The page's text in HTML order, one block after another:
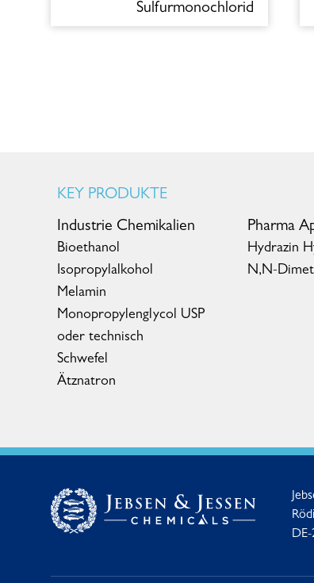
Sulfurmonochlorid
KEY PRODUKTE
Industrie Chemikalien
Bioethanol
Isopropylalkohol
Melamin
Monopropylenglycol USP
oder technisch
Schwefel
Ätznatron
Pharma
Hydrazin
N,N-